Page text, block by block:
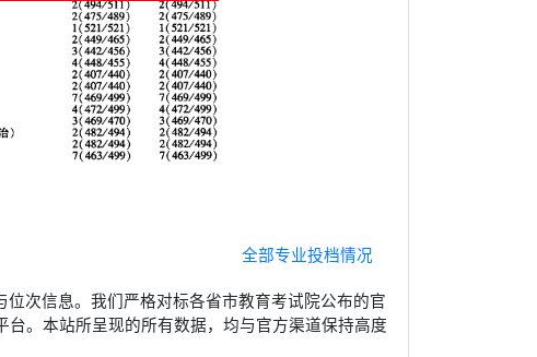
全部专业投档情况
位次信息。我们严格对标各省市教育考试院公布的官
台。本站所呈现的所有数据，均与官方渠道保持高度